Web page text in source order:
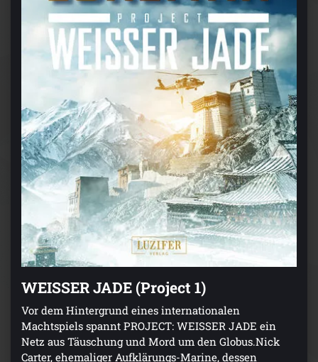
WEISSER JADE (Project 1)
Vor dem Hintergrund eines internationalen
Machtspiels spannt PROJECT: WEISSER JADE ein
Netz aus Täuschung und Mord um den Globus.Nick
Carter, ehemaliger Aufklärungs-Marine, dessen